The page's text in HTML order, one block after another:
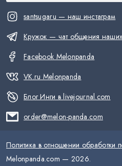
santsugaru — наш инстаграм
Кружок — чат общения наших
Facebook Melonpanda
VK.ru Melonpanda
Блог Инги в livejournal.com
order@melon-panda.com
Политика в отношении обработки
Melonpanda.com — 2026.